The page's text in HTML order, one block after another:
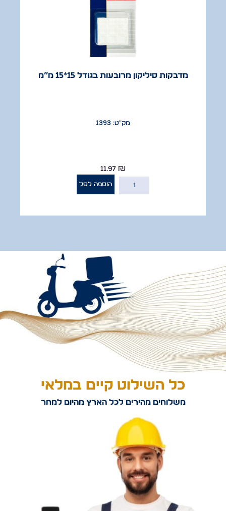
מדבקות סיליקון מרובעות בגודל 15*15 מ”מ
מק"ט: 1393
11.97₪
הוספה לסל
כל השילוט קיים במלאי
משלוחים מהירים לכל הארץ מהיום למחר